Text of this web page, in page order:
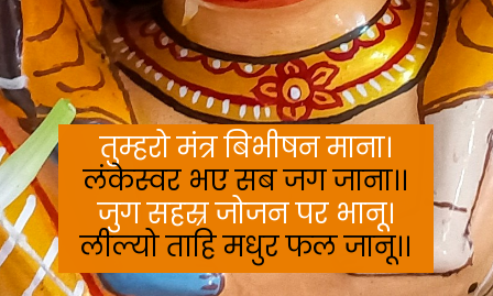
तुम्हरो मंत्र बिभीषन माना।
जुग सहस्र जोजन पर भानू।
लील्यो ताहि मधुर फल जानू।।